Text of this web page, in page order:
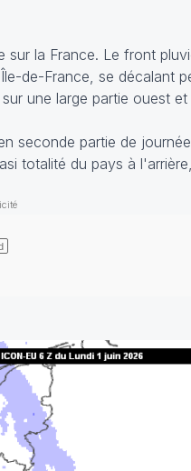
sur la France. Le front
de-France, se décalant
une large partie ouest
seconde partie de
totalité du pays à